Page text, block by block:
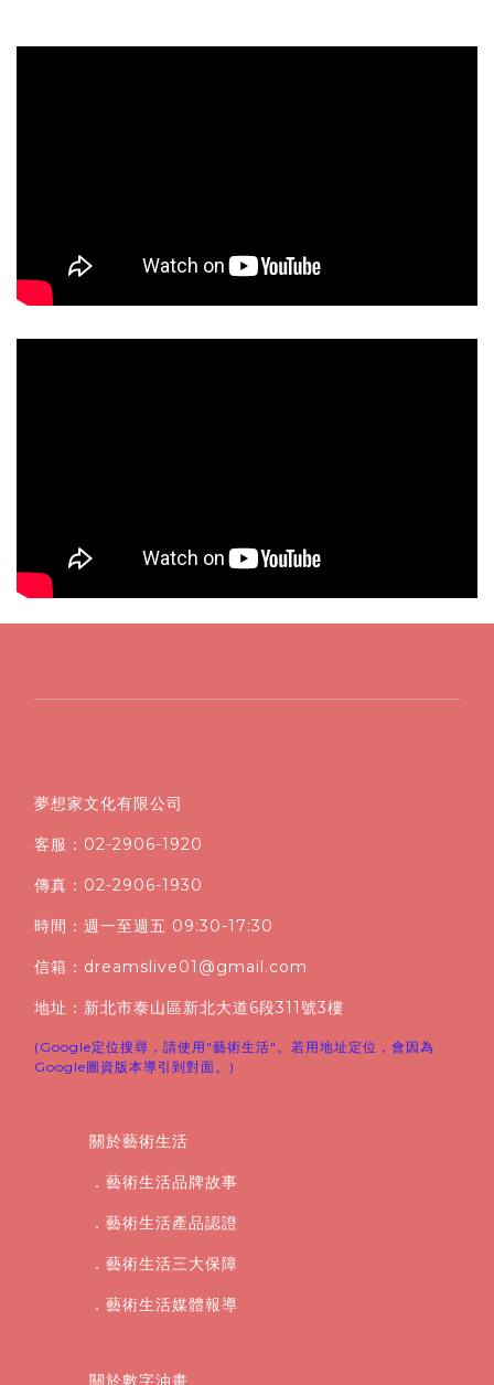
夢想家文化有限公司
客服：02-2906-1920
傳真：02-2906-1930
時間：週一至週五 09:30-17:30
信箱：dreamslive01@gmail.com
地址：新北市泰山區新北大道6段311號3樓
(Google定位搜尋，請使用"藝術生活"。若用地址定位，會因為
Google圖資版本導引到對面。)
關於藝術生活
．藝術生活品牌故事
．藝術生活產品認證
．藝術生活三大保障
．藝術生活媒體報導
關於數字油畫